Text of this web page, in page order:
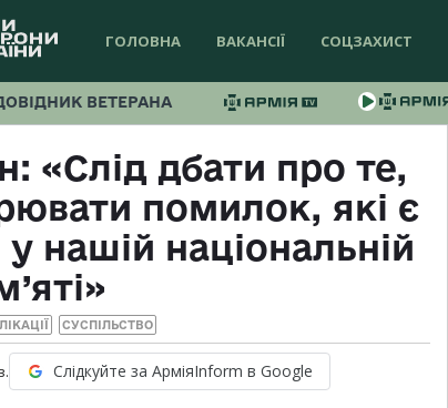
ГОЛОВНА ВАКАНСІЇ СОЦЗАХИСТ
ВЕТЕРАНА
«Слід дбати про те,
помилок, які є
нашій національній
СУСПІЛЬСТВО
Слідкуйте за АрміяInform в Google